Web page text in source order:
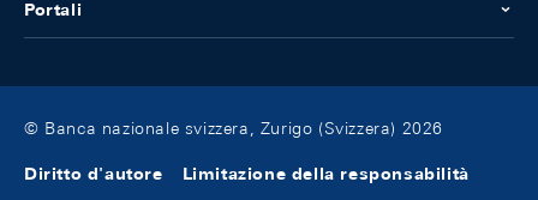
Portali
© Banca nazionale svizzera, Zurigo (Svizzera) 2026
Diritto d'autore Limitazione della responsabilità